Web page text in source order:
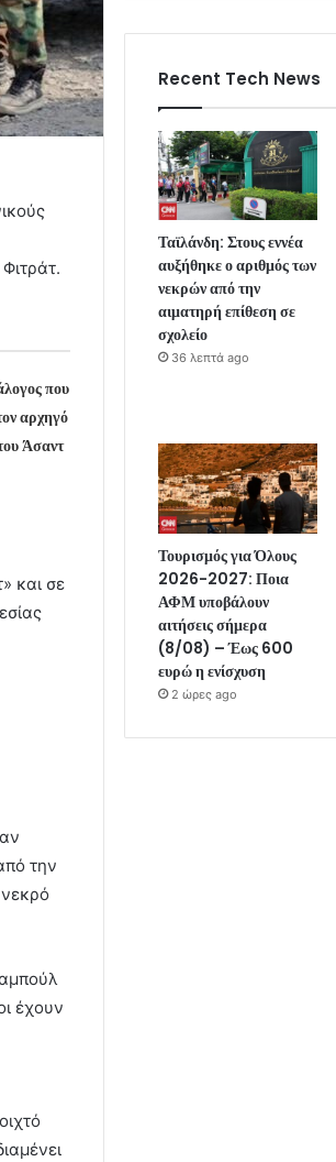
που
αρχηγό
Άσαντ
και σε
την
έχουν
Recent Tech News
Ταϊλάνδη: Στους εννέα
αυξήθηκε ο αριθμός των
νεκρών από την
αιματηρή επίθεση σε
σχολείο
36 λεπτά ago
Τουρισμός για Όλους
2026-2027: Ποια
ΑΦΜ υποβάλουν
αιτήσεις σήμερα
(8/08) – Έως 600
ευρώ η ενίσχυση
2 ώρες ago